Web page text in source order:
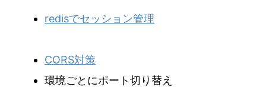
redisでセッション管理
CORS対策
環境ごとにポート切り替え